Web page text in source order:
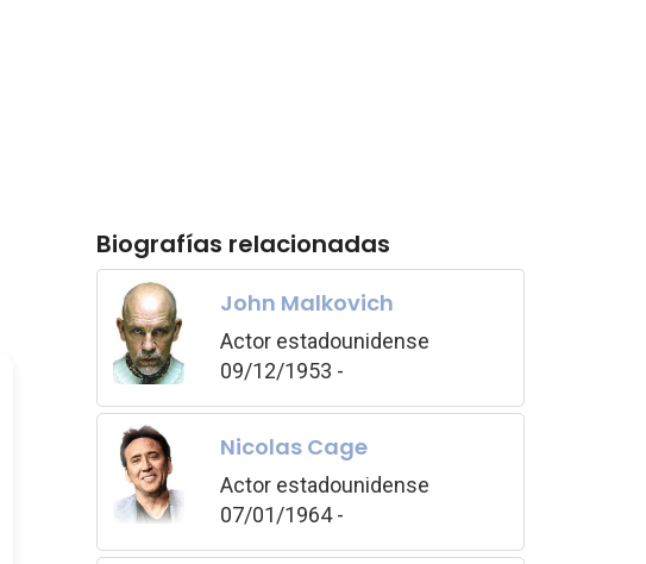
Biografías relacionadas
John Malkovich
Actor estadounidense
09/12/1953 -
Nicolas Cage
Actor estadounidense
07/01/1964 -